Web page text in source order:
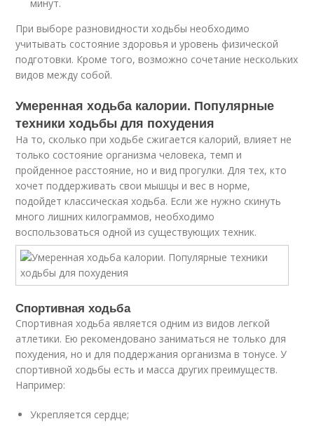
минут.
При выборе разновидности ходьбы необходимо
учитывать состояние здоровья и уровень физической
подготовки. Кроме того, возможно сочетание нескольких
видов между собой.
Умеренная ходьба калории. Популярные
техники ходьбы для похудения
На то, сколько при ходьбе сжигается калорий, влияет не
только состояние организма человека, темп и
пройденное расстояние, но и вид прогулки. Для тех, кто
хочет поддерживать свои мышцы и вес в норме,
подойдет классическая ходьба. Если же нужно скинуть
много лишних килограммов, необходимо
воспользоваться одной из существующих техник.
Спортивная ходьба
Спортивная ходьба является одним из видов легкой
атлетики. Ею рекомендовано заниматься не только для
похудения, но и для поддержания организма в тонусе. У
спортивной ходьбы есть и масса других преимуществ.
Например:
Укрепляется сердце;